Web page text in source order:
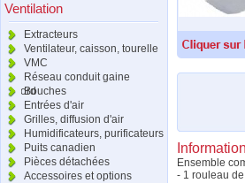
Ventilation
Extracteurs
Ventilateur, caisson, tourelle
VMC
Réseau conduit gaine
raccordBouches
Entrées d'air
Grilles, diffusion d'air
Humidificateurs, purificateurs
Puits canadien
Pièces détachées
Accessoires et options
Ensemble
- 1 rouleau